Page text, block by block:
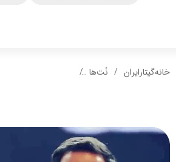
خانه‌گیتار‌ایران نُت‌ها